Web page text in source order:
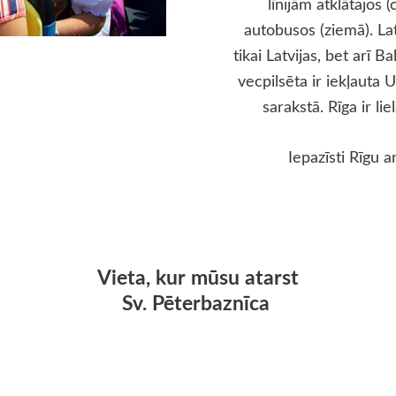
autobusos (ziemā).
tikai Latvijas, bet arī
vecpilsēta ir iekļauta
sarakstā. Rīga ir
Iepazīsti Rīgu
Vieta, kur mūsu atarst
Sv. Pēterbaznīca